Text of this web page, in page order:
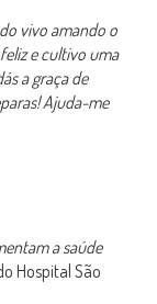
vivo amando o
e cultivo uma
a graça de
Ajuda-me
a saúde
Hospital São